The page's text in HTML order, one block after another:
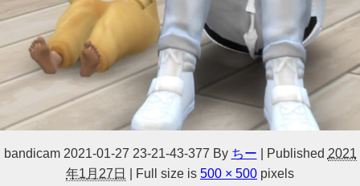
bandicam 2021-01-27 23-21-43-377 By ちー Published 2021
年1月27日
Full size is 500 × 500 pixels